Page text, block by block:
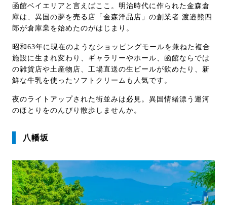
函館ベイエリアと言えばここ。明治時代に作られた金森倉
庫は、異国の夢を売る店「金森洋品店」の創業者 渡邉熊四
郎が倉庫業を始めたのがはじまり。
昭和63年に現在のようなショッピングモールを兼ねた複合
施設に生まれ変わり、ギャラリーやホール、函館ならでは
の雑貨店や土産物店、工場直送の生ビールが飲めたり、新
鮮な牛乳を使ったソフトクリームも人気です。
夜のライトアップされた街並みは必見。異国情緒漂う運河
のほとりをのんびり散歩しませんか。
八幡坂